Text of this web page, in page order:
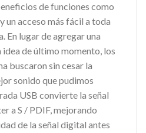
de funciones como
un acceso más fácil a toda
En lugar de agregar una
de último momento, los
buscaron sin cesar la
sonido que pudimos
USB convierte la señal
a S / PDIF, mejorando
de la señal digital antes